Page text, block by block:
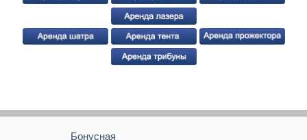
Бонусная